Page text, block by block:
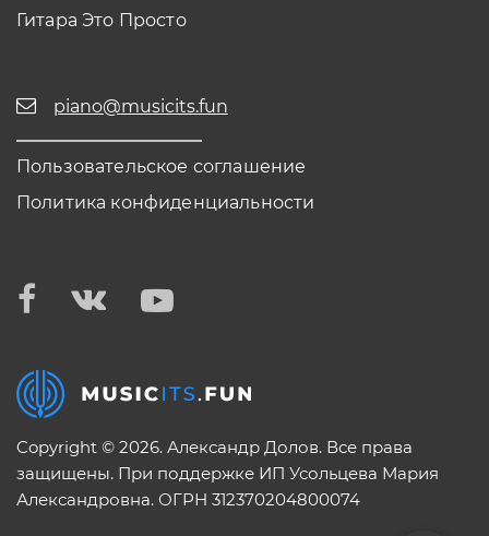
Гитара Это Просто
piano@musicits.fun
Пользовательское соглашение
Политика конфиденциальности
Copyright © 2026. Александр Долов. Все права
защищены. При поддержке ИП Усольцева Мария
Александровна. ОГРН 312370204800074